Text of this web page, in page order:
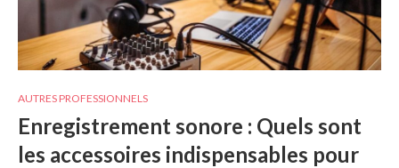
AUTRES PROFESSIONNELS
Enregistrement sonore : Quels sont
les accessoires indispensables pour